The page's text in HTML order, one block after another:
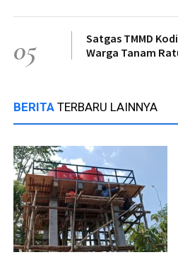
05
Satgas TMMD
Warga Tanam
BERITA TERBARU LAINNYA